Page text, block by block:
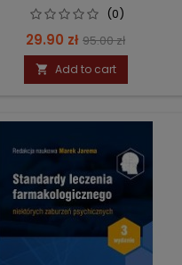
(0)
Price
29.90 zł Regular
price
95.00 zł
 Add to cart